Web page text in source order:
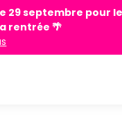
29 septembre pour
rentrée 🌴